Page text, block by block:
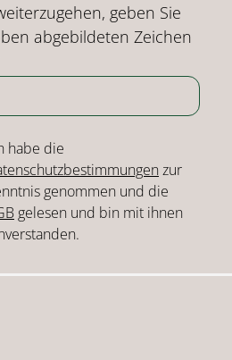
geben Sie
abgebildeten Zeichen
habe die
zur
genommen und die
gelesen und bin mit ihnen